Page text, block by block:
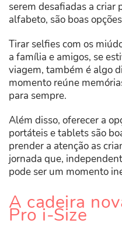
serem desafiadas a criar
alfabeto, são boas
Tirar selfies com os
a família e amigos, se
viagem, também é algo
momento reúne
para sempre.
Além disso, oferecer a
portáteis e tablets são
prender a atenção as
jornada que,
pode ser um momento
A cadeira
Pro i-Size